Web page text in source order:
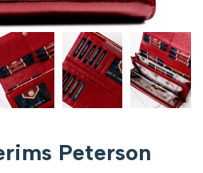
Peterson